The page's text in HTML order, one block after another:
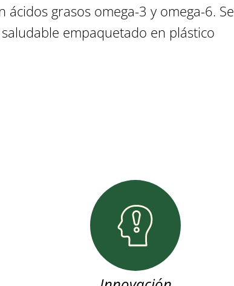
ácidos grasos omega-3 y omega-6. Se
empaquetado en plástico